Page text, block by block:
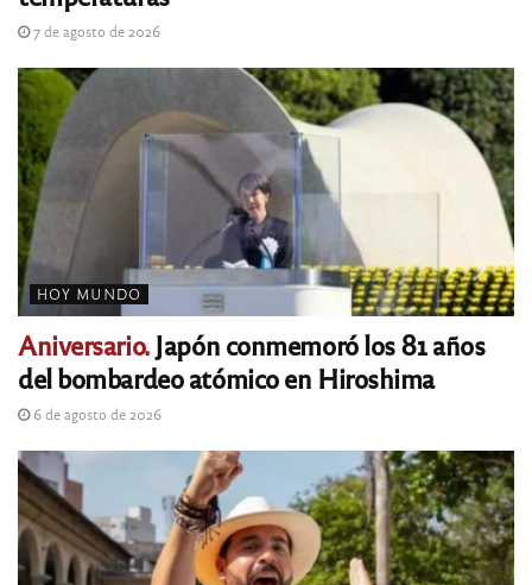
7 de agosto de 2026
HOY MUNDO
Aniversario.Japón conmemoró los 81 años
del bombardeo atómico en Hiroshima
6 de agosto de 2026